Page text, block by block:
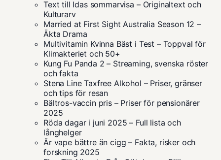
Text till Idas sommarvisa – Originaltext och
Kulturarv
Married at First Sight Australia Season 12 –
Äkta Drama
Multivitamin Kvinna Bäst i Test – Toppval för
Klimakteriet och 50+
Kung Fu Panda 2 – Streaming, svenska röster
och fakta
Stena Line Taxfree Alkohol – Priser, gränser
och tips för resan
Bältros-vaccin pris – Priser för pensionärer
2025
Röda dagar i juni 2025 – Full lista och
långhelger
Är vape bättre än cigg – Fakta, risker och
forskning 2025